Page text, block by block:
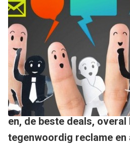
en, de beste deals, overal
tegenwoordig reclame